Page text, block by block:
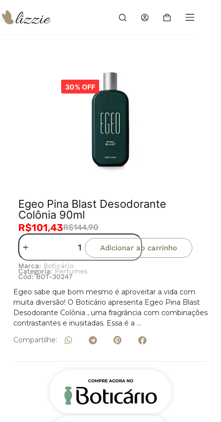
30% OFF
Egeo Pina Blast Desodorante
Colônia 90ml
R$144,90
R$101,43
Adicionar ao carrinho
Marca: Boticário
Categoria: Perfumes
Cód: BOT-30247
Egeo sabe que bom mesmo é aproveitar a vida com
muita diversão! O Boticário apresenta Egeo Pina Blast
Desodorante Colônia , uma fragrância com combinações
contrastantes e inusitadas. Essa é a …
Compartilhe: